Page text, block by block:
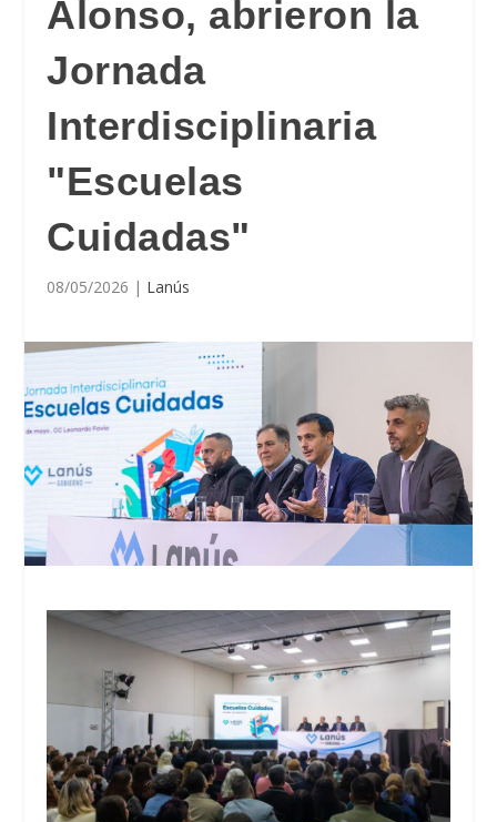
Alonso, abrieron la
Jornada
Interdisciplinaria
"Escuelas
Cuidadas"
08/05/2026 | Lanús